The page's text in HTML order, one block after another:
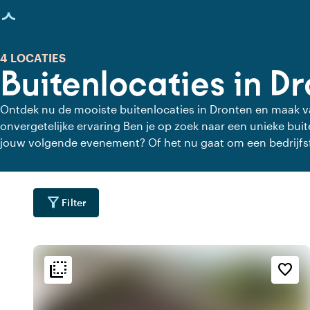
geladen
Buitenlocaties in
4 LOCATIES
Ontdek nu de mooiste buitenlocaties in Dronten en maak
onvergetelijke ervaring Ben je op zoek naar een unieke buitenlocatie in Dronten voor
jouw volgende evenement? Of het nu gaat om een
en dakterrassen tot ruime parken en landgoederen, hier
indruk maakt op jouw gasten.
filter_alt Filter
flip_to_back favorite_border
flip_to_back Sfeer en esthetiek
palette
Bereikbaarheid en ligging
water